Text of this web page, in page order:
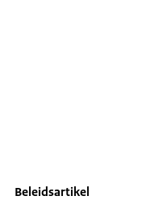
Beleidsartikel